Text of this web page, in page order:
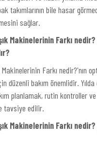
takımlarının bile hasar
sağlar.
Makinelerinin Farkı nedir?
Farkı nedir?'nın
düzenli bakım önemlidir.
planlamak, rutin kontroller ve
tavsiye edilir.
Makinelerinin Farkı